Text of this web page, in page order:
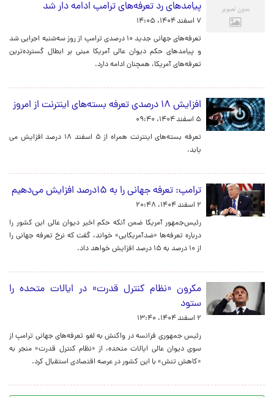
پیامدهای رد تعرفه‌های ترامپ ادامه دار شد
۷ اسفند ۱۴۰۴، ۱۴:۰۵
تعرفه‌های جهانی جدید ۱۰ درصدی ترامپ از روز سه‌شنبه اجرایی شد
و پیامدهای حکم دیوان عالی آمریکا مبنی بر ابطال گسترده‌ترین
تعرفه‌های آمریکا، همچنان ادامه دارد.
افزایش ۱۸ درصدی تعرفه بسته‌های اینترنت از امروز
۵ اسفند ۱۴۰۴، ۰۹:۴۰
تعرفه بسته‌های اینترنت همراه از ۵ اسفند ۱۸ درصد افزایش می
یابد.
ترامپ: تعرفه جهانی را به ۱۵درصد افزایش می‌دهیم
۲ اسفند ۱۴۰۴، ۲۰:۴۸
رئیس‌جمهور آمریکا ضمن آنکه حکم اخیر دیوان عالی این کشور را
درباره تعرفه‌ها «ضدآمریکایی» خواند، گفت که نرخ تعرفه جهانی را
از ۱۰ درصد به ۱۵ درصد افزایش خواهد داد.
مکرون «نظام کنترل قدرت» در ایالات متحده را
ستود
۲ اسفند ۱۴۰۴، ۱۳:۴۰
رئیس جمهوری فرانسه در واکنش به لغو تعرفه‌های جهانی ترامپ از
سوی دیوان عالی ایالات متحده، از «نظام کنترل قدرت» منجر به
«کاهش تنش» با این کشور در عرصه اقتصادی استقبال کرد.